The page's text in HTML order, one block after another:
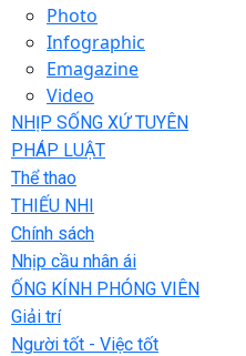
Photo
Infographic
Emagazine
Video
NHỊP SỐNG XỨ TUYÊN
PHÁP LUẬT
Thể thao
THIẾU NHI
Chính sách
Nhịp cầu nhân ái
ỐNG KÍNH PHÓNG VIÊN
Giải trí
Người tốt - Việc tốt